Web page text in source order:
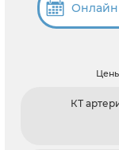
Онлайн
КТ